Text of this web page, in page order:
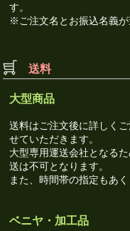
す。
※ご注文名とお振込名義が
送料
大型商品
送料はご注文後に詳しく
せていただきます。
大型専用運送会社となる
送は不可となります。
また、時間帯の指定もあ
ベニヤ・加工品